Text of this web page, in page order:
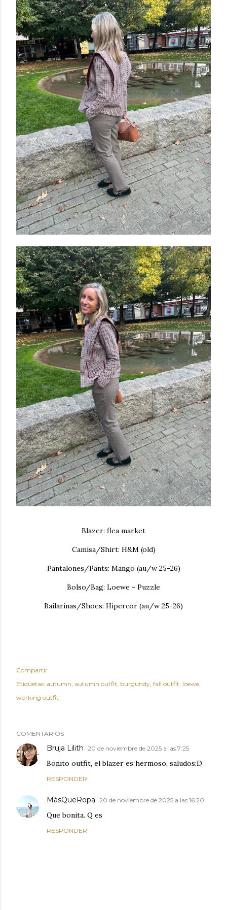
Blazer: flea market
Camisa/Shirt: H&M (old)
Pantalones/Pants: Mango (au/w 25-26)
Bolso/Bag: Loewe - Puzzle
Bailarinas/Shoes: Hipercor (au/w 25-26)
Compartir
Etiquetas: autumn autumn outfit burgundy fall outfit loewe
working outfit
COMENTARIOS
Bruja Lilith 20 de noviembre de 2025 a las 7:25
Bonito outfit, el blazer es hermoso, saludos:D
RESPONDER
MásQueRopa 20 de noviembre de 2025 a las 16:20
Que bonita. Q es
RESPONDER